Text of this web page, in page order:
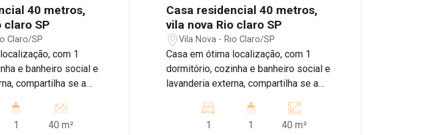
- Cerca
deste imóvel.
40 metros,
claro SP
Claro/SP
com 1
e banheiro social e
compartilha se a
1 40 m²
Casa residencial 40 metros,
vila nova Rio claro SP
Vila Nova - Rio Claro/SP
Casa em ótima localização, com 1
dormitório, cozinha e banheiro social e
lavanderia externa, compartilha se a
1 1 40 m²